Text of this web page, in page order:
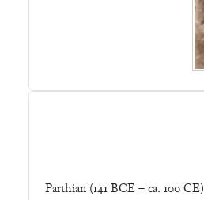
Parthian (141 BCE – ca. 100 CE)